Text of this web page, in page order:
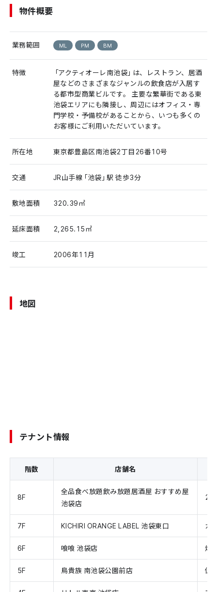
物件概要
業務範囲 ML PM BM
特徴
「アクティオーレ南池袋」は、レストラン、居酒
屋などのさまざまなジャンルの飲食店が入居す
る都市型商業ビルです。 主要な繁華街である東
池袋エリアにも隣接し、周辺にはオフィス・専
門学校・予備校があることから、いつも多くの
お客様にご利用いただいています。
所在地 東京都豊島区南池袋2丁目26番10号
交通 JR山手線「池袋」駅 徒歩3分
敷地面積 320.39㎡
延床面積 2,265.15㎡
竣工 2006年11月
地図
テナント情報
階数 店舗名
8F
全品食べ放題飲み放題居酒屋 おすすめ屋
池袋店
2
7F KICHIRI ORANGE LABEL 池袋東口 カ
6F 喰喰 池袋店 焼
5F 鳥貴族 南池袋公園前店 低